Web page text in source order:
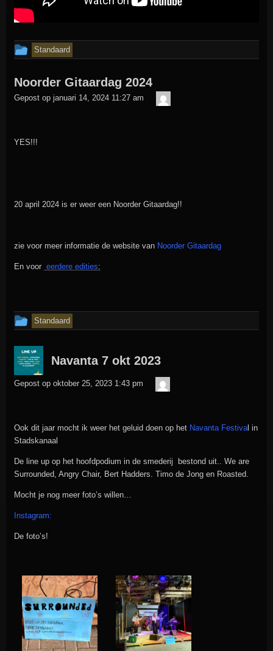
Dit
is
geplaatst
Standaard
Noorder Gitaardag 2024
Gepost op januari 14, 2024 11:27 am
YES!!!
20 april 2024 is er weer een Noorder Gitaardag!!
zie voor meer informatie de website van Noorder Gitaardag
En voor eerdere edities:
Dit
is
geplaatst
in
Standaard
Navanta 7 okt 2023
Gepost op oktober 25, 2023 1:43 pm
Ook dit jaar mocht ik weer het geluid doen op het Navanta Festiva l in
Stadskanaal
De line up op het hoofdpodium in de smederij bestond uit.. We are
Surrounded, Angry Chair, Bert Hadders. Timo de Jong en Roasted.
Mocht je nog meer foto’s willen…
Instagram:
De foto’s!